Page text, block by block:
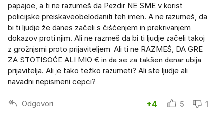
papajoe, a ti ne razumeš da Pezdir NE SME v korist
policijske preiskaveobelodaniti teh imen. A ne razumeš, da
bi ti ljudje že danes začeli s čiščenjem in prekrivanjem
dokazov proti njim. Ali ne razmeš da bi ti ljudje začeli takoj
z grožnjsmi proto prijaviteljem. Ali ti ne RAZMEŠ, DA GRE
ZA STOTISOČE ALI MIO € in da se za takšen denar ubija
prijavitelja. Ali je tako težko razumeti? Ali ste ljudje ali
navadni nepismeni cepci?
Odgovori +4 5 1